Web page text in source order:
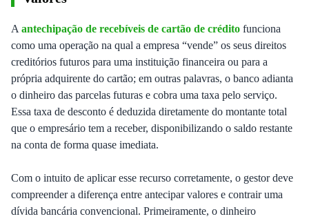
A antechipação de recebíveis de cartão de crédito funciona
como uma operação na qual a empresa “vende” os seus direitos
creditórios futuros para uma instituição financeira ou para a
própria adquirente do cartão; em outras palavras, o banco adianta
o dinheiro das parcelas futuras e cobra uma taxa pelo serviço.
Essa taxa de desconto é deduzida diretamente do montante total
que o empresário tem a receber, disponibilizando o saldo restante
na conta de forma quase imediata.
Com o intuito de aplicar esse recurso corretamente, o gestor deve
compreender a diferença entre antecipar valores e contrair uma
dívida bancária convencional. Primeiramente, o dinheiro